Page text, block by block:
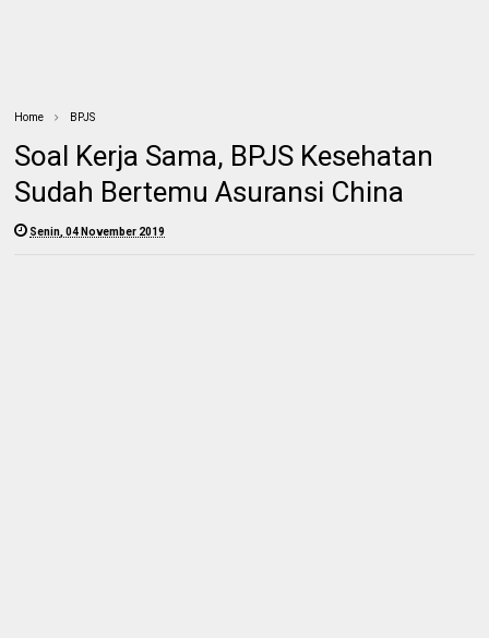
Home BPJS
Soal Kerja Sama, BPJS Kesehatan
Sudah Bertemu Asuransi China
Senin, 04 November 2019